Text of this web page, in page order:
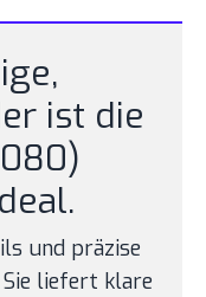
ist die
und präzise
liefert klare